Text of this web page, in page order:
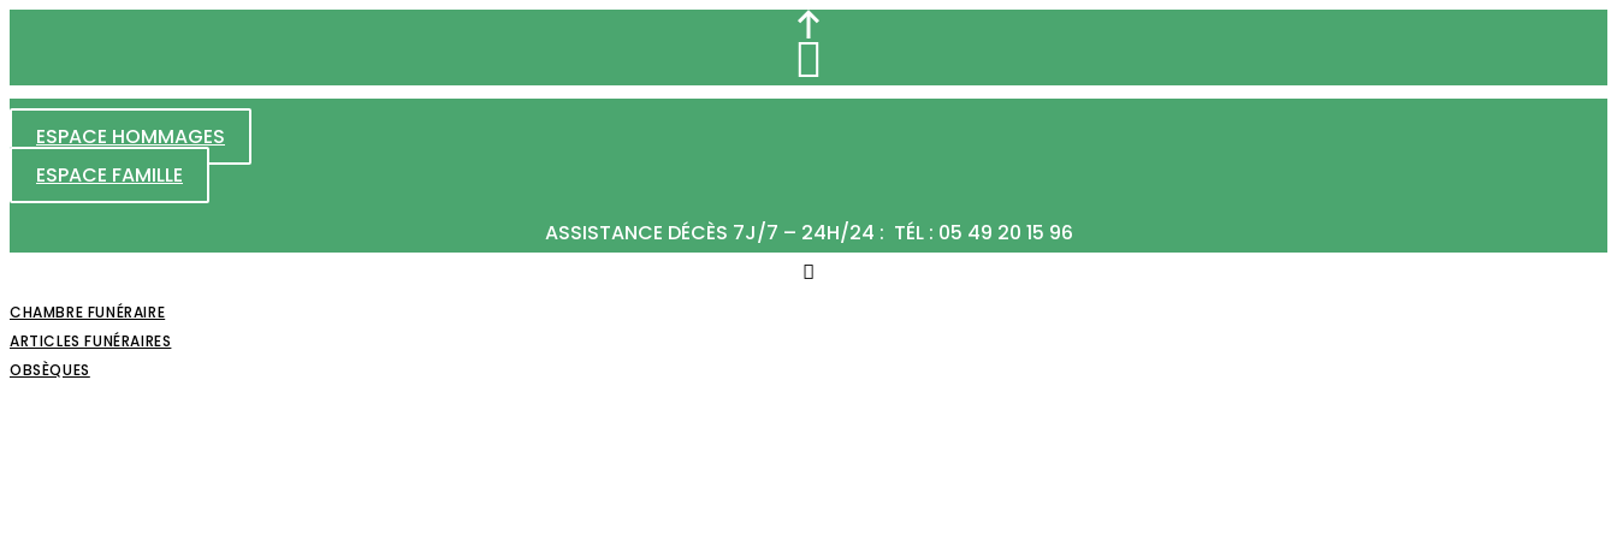
+33 00 00 00 00
ESPACE HOMMAGES
ESPACE FAMILLE
ASSISTANCE DÉCÈS 7J/7 – 24H/24 : TÉL : 05 49 20 15 96
CHAMBRE FUNÉRAIRE
ARTICLES FUNÉRAIRES
OBSÈQUES
Panneau de gestion des cookies